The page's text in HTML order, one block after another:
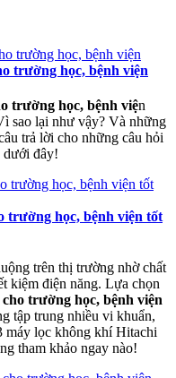
trường học, bệnh viện
trường học, bệnh viện
sao lại như vậy? Và những
trả lời cho những câu hỏi
dưới đây!
trường học, bệnh viện tốt
trên thị trường nhờ chất
kiệm điện năng. Lựa chọn
trường học, bệnh viện
tập trung nhiều vi khuẩn,
máy lọc không khí Hitachi
tham khảo ngay nào!